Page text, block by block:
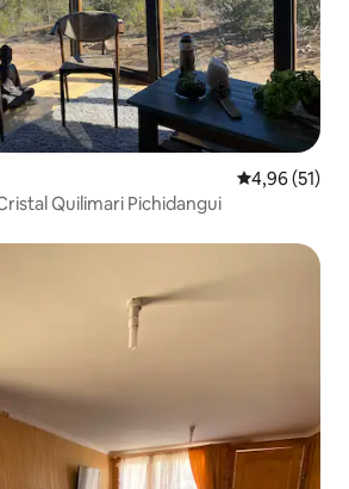
4,96 de uma
4,96 (51)
Quilimari Pichidangui